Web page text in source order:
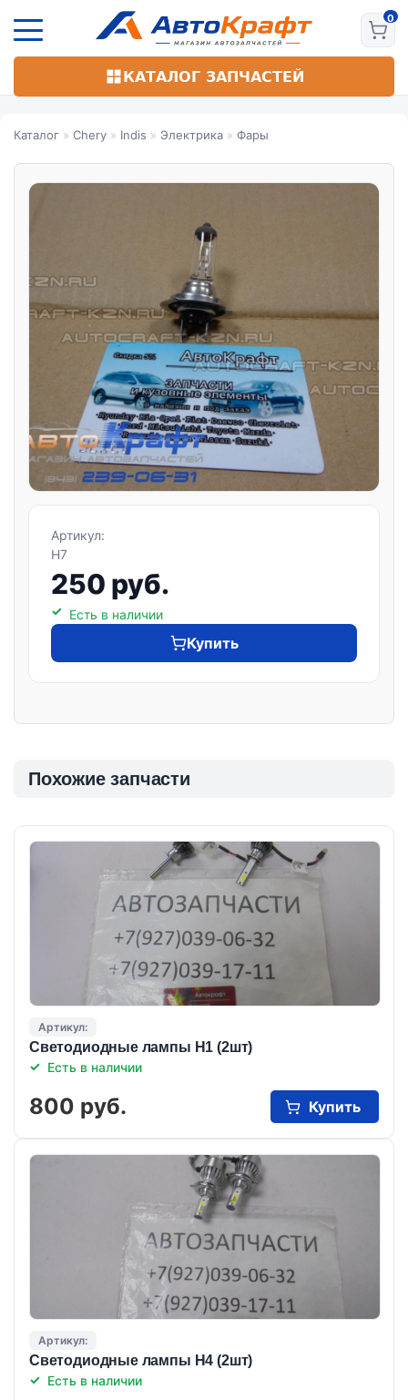
основному
КАТАЛОГ ЗАПЧАСТЕЙ
Каталог » Chery » Indis » Электрика » Фары
Артикул:
H7
250 руб.
Есть в наличии
Купить
Похожие запчасти
Артикул:
Светодиодные лампы Н1 (2шт)
Есть в наличии
800 руб. Купить
Артикул:
Светодиодные лампы Н4 (2шт)
Есть в наличии